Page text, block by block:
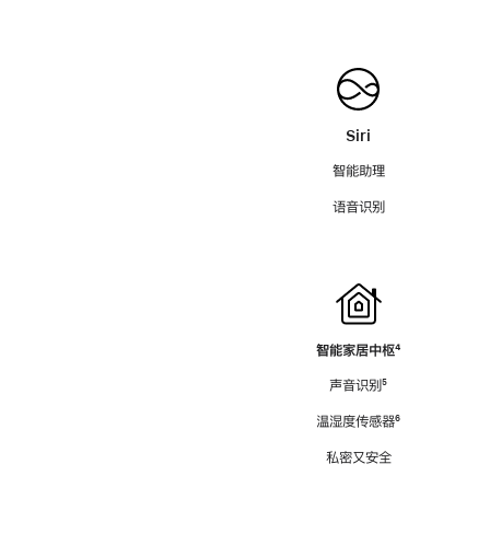
Siri
智能助理
语音识别
智能家居中枢脚
⁴
声音识别脚
⁵
温湿度传感器脚
⁶
私密又安全